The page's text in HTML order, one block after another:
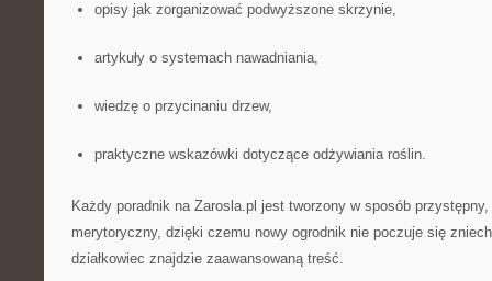
opisy jak zorganizować podwyższone skrzynie,
artykuły o systemach nawadniania,
wiedzę o przycinaniu drzew,
praktyczne wskazówki dotyczące odżywiania roślin.
Każdy poradnik na Zarosla.pl jest tworzony w sposób
merytoryczny, dzięki czemu nowy ogrodnik nie poczuje się
działkowiec znajdzie zaawansowaną treść.